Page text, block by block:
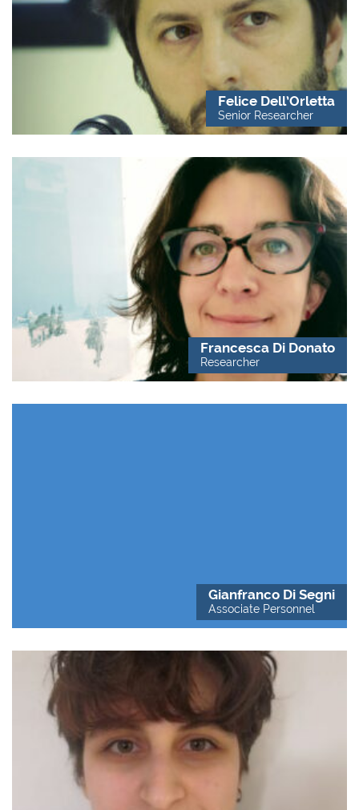
Felice Dell’Orletta
Senior Researcher
Francesca Di Donato
Researcher
Gianfranco Di Segni
Associate Personnel